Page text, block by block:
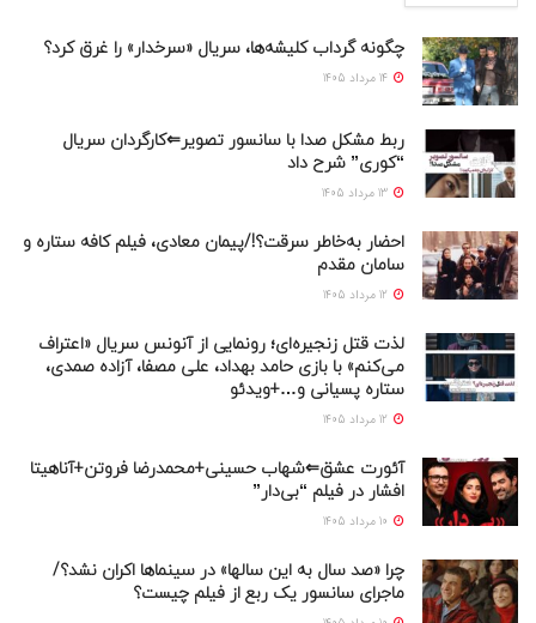
چگونه گرداب کلیشه‌ها، سریال «سرخدار» را غرق کرد؟
ربط مشکل صدا با سانسور تصویر⇐کارگردان سریال
“کوری” شرح داد
احضار به‌خاطر سرقت؟!/پیمان معادی، فیلم کافه ستاره و
سامان مقدم
لذت قتل زنجیره‌ای؛ رونمایی از آنونس سریال «اعتراف
می‌کنم» با بازی حامد بهداد، علی مصفا، آزاده صمدی،
ستاره پسیانی و…+ویدئو
آئورت عشق⇐شهاب حسینی+محمدرضا فروتن+آناهیتا
افشار در فیلم “بی‌دار”
چرا «صد سال به این سالها» در سینماها اکران نشد؟/
ماجرای سانسور یک ربع از فیلم چیست؟